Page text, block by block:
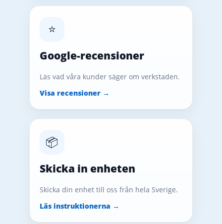
⭐
Google-recensioner
Läs vad våra kunder säger om verkstaden.
Visa recensioner →
📦
Skicka in enheten
Skicka din enhet till oss från hela Sverige.
Läs instruktionerna →